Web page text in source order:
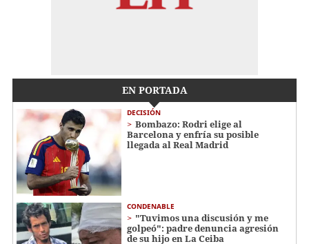
EN PORTADA
DECISIÓN
Bombazo: Rodri elige al
Barcelona y enfría su posible
llegada al Real Madrid
CONDENABLE
"Tuvimos una discusión y me
golpeó": padre denuncia agresión
de su hijo en La Ceiba